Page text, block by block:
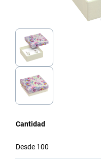
Cantidad
Desde 100